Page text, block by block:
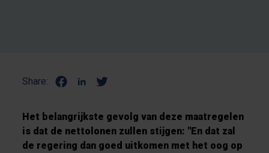
Share:
Het belangrijkste gevolg van deze maatregelen
is dat de nettolonen zullen stijgen: "En dat zal
de regering dan goed uitkomen met het oog op